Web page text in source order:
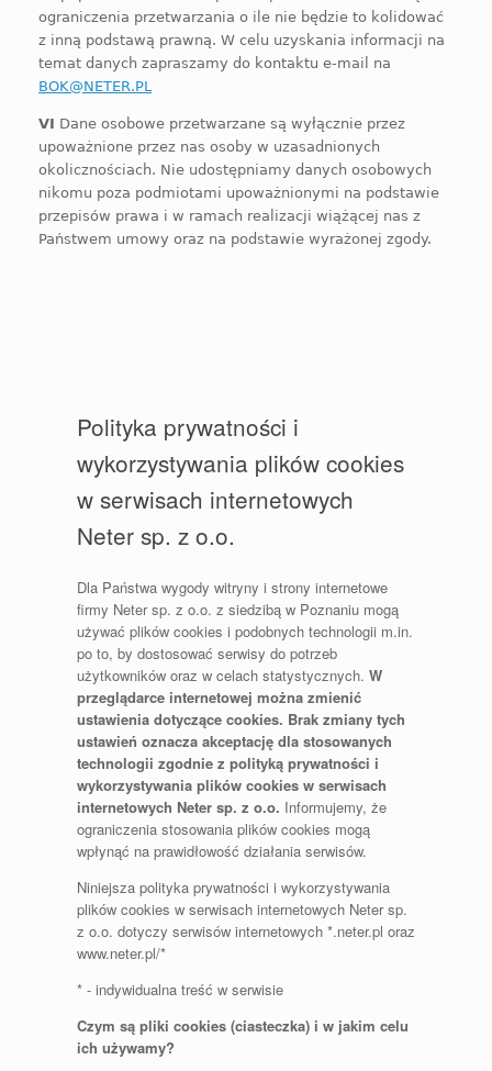
ograniczenia przetwarzania o ile nie będzie to kolidować
z inną podstawą prawną. W celu uzyskania informacji na
temat danych zapraszamy do kontaktu e-mail na
BOK@NETER.PL
VI Dane osobowe przetwarzane są wyłącznie przez
upoważnione przez nas osoby w uzasadnionych
okolicznościach. Nie udostępniamy danych osobowych
nikomu poza podmiotami upoważnionymi na podstawie
przepisów prawa i w ramach realizacji wiążącej nas z
Państwem umowy oraz na podstawie wyrażonej zgody.
Polityka prywatności i
wykorzystywania plików cookies
w serwisach internetowych
Neter sp. z o.o.
Dla Państwa wygody witryny i strony internetowe
firmy Neter sp. z o.o. z siedzibą w Poznaniu mogą
używać plików cookies i podobnych technologii m.in.
po to, by dostosować serwisy do potrzeb
użytkowników oraz w celach statystycznych. W
przeglądarce internetowej można zmienić
ustawienia dotyczące cookies. Brak zmiany tych
ustawień oznacza akceptację dla stosowanych
technologii zgodnie z polityką prywatności i
wykorzystywania plików cookies w serwisach
internetowych Neter sp. z o.o. Informujemy, że
ograniczenia stosowania plików cookies mogą
wpłynąć na prawidłowość działania serwisów.
Niniejsza polityka prywatności i wykorzystywania
plików cookies w serwisach internetowych Neter sp.
z o.o. dotyczy serwisów internetowych *.neter.pl oraz
www.neter.pl/*
* - indywidualna treść w serwisie
Czym są pliki cookies (ciasteczka) i w jakim celu
ich używamy?